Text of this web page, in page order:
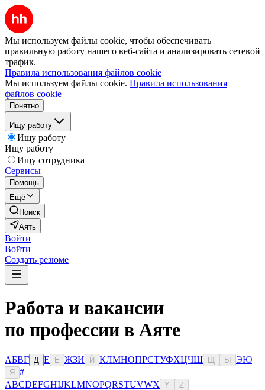
Мы используем файлы cookie, чтобы обеспечивать
правильную работу нашего веб-сайта и анализировать сетевой
трафик.
Правила использования файлов cookie
Мы используем файлы cookie. Правила использования
файлов cookie
Понятно
Ищу работу
Ищу работу
Ищу работу
Ищу сотрудника
Сервисы
Помощь
Ещё
Поиск
Аять
Войти
Войти
Создать резюме
Работа и вакансии
по профессии в Аяте
АБВГ Д Е Ё ЖЗИ Й КЛМНОПРСТУФХЦЧШ Ы ЭЮ
Я
#
ABCDEFGHIJKLMNOPQRSTUVWX Y Z